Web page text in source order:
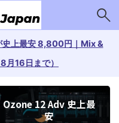
上最安 8,800円｜Mix &
16日まで）
Ozone 12 Adv 史上最
安